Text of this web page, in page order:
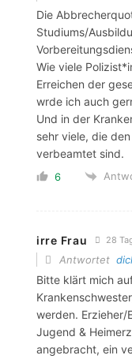
Die
Studiums/
Wie viele
Erreichen der
wrde ich auch
Und in der
sehr viele, die
verbeamtet sind.
6
irre Frau 28
Antwortet
Bitte klärt mich
werden. Erzieher/
Jugend &
angebracht, ein